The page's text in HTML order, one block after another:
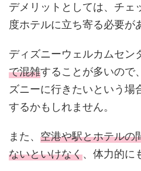
デメリットとしては、チェ
度ホテルに立ち寄る必要が
ディズニーウェルカムセン
で混雑することが多いので
ズニーに行きたいという場
するかもしれません。
また、 空港や駅とホテルの
ないといけなく、体力的に